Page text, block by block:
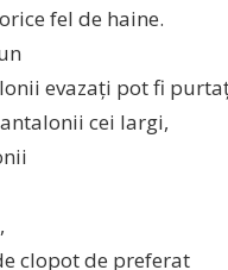
orice fel de haine.
evazaţi potfi
cei largi,
,
clopot de preferat